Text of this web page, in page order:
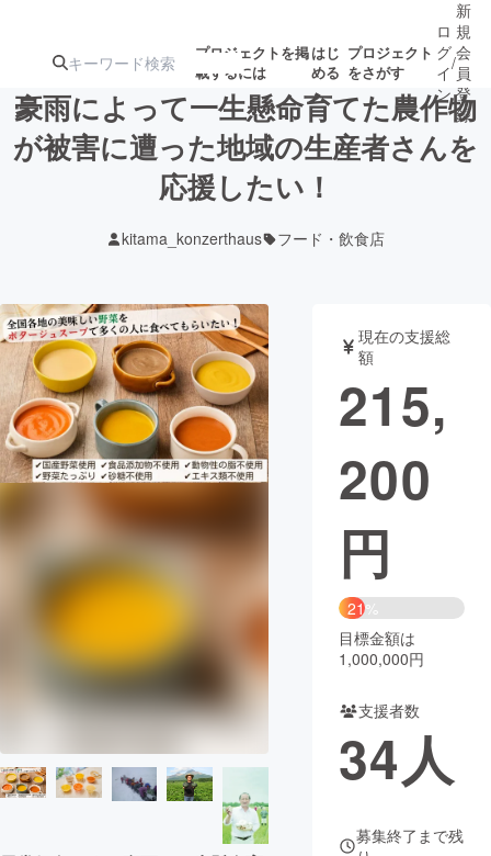
プロジェクトを掲
載するには
はじ
める
プロジェクト
をさがす
注目の新着プロ募集終了が近いプ
テクノロジー・ガジェット
映像・映画 書籍・雑誌
ビジネス・起業 チャレンジ
まちづくり・地域活性化
CAMPFIRE for Social Good CAMPFIRE Creation
CAMPFIREふるさと納税
コミュニティ
ロ
グ
イ
ン
/
新
規
会
員
登
録
豪雨によって一生懸命育てた農作物
が被害に遭った地域の生産者さんを
応援したい！
kitama_konzerthaus フード・飲食店
現在の支援総
額
215,
200
円
21%
目標金額は
1,000,000円
支援者数
34人
募集終了まで残